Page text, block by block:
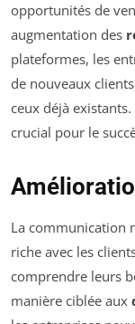
opportunités de
augmentation des
plateformes, les
de nouveaux
ceux déjà
crucial pour le
La communication
riche avec les
comprendre leurs
manière ciblée aux